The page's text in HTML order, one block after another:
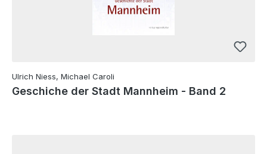
Ulrich Niess, Michael Caroli
Geschiche der Stadt Mannheim - Band 2